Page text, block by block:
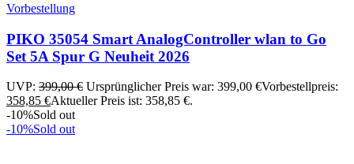
Vorbestellung
PIKO 35054 Smart AnalogController wlan to Go
Set 5A Spur G Neuheit 2026
UVP: 399,00€ Ursprünglicher Preis war: 399,00 €Vorbestellpreis:
358,85 €Aktueller Preis ist: 358,85 €.
-10%Sold out
-10%Sold out